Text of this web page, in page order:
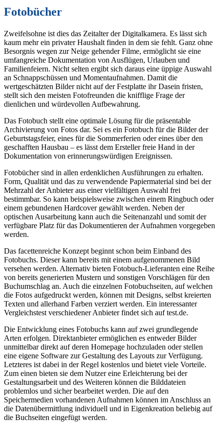
Fotobücher
Zweifelsohne ist dies das Zeitalter der Digitalkamera. Es lässt sich
kaum mehr ein privater Haushalt finden in dem sie fehlt. Ganz ohne
Besorgnis wegen zur Neige gehender Filme, ermöglicht sie eine
umfangreiche Dokumentation von Ausflügen, Urlauben und
Familienfeiern. Nicht selten ergibt sich daraus eine üppige Auswahl
an Schnappschüssen und Momentaufnahmen. Damit die
wertgeschätzten Bilder nicht auf der Festplatte ihr Dasein fristen,
stellt sich den meisten Fotofreunden die knifflige Frage der
dienlichen und würdevollen Aufbewahrung.
Das Fotobuch stellt eine optimale Lösung für die präsentable
Archivierung von Fotos dar. Sei es ein Fotobuch für die Bilder der
Geburtstagsfeier, eines für die Sommerferien oder eines über den
geschafften Hausbau – es lässt dem Ersteller freie Hand in der
Dokumentation von erinnerungswürdigen Ereignissen.
Fotobücher sind in allen erdenklichen Ausführungen zu erhalten.
Form, Qualität und das zu verwendende Papiermaterial sind bei der
Mehrzahl der Anbieter aus einer vielfältigen Auswahl frei
bestimmbar. So kann beispielsweise zwischen einem Ringbuch oder
einem gebundenen Hardcover gewählt werden. Neben der
optischen Ausarbeitung kann auch die Seitenanzahl und somit der
verfügbare Platz für das Dokumentieren der Aufnahmen vorgegeben
werden.
Das facettenreiche Konzept beginnt schon beim Einband des
Fotobuchs. Dieser kann bereits mit einem aufgenommenen Bild
versehen werden. Alternativ bieten Fotobuch-Lieferanten eine Reihe
von bereits generierten Mustern und sonstigen Vorschlägen für den
Buchumschlag an. Auch die einzelnen Fotobuchseiten, auf welchen
die Fotos aufgedruckt werden, können mit Designs, selbst kreierten
Texten und allerhand Farben verziert werden. Ein interessanter
Vergleichstest verschiedener Anbieter findet sich auf test.de.
Die Entwicklung eines Fotobuchs kann auf zwei grundlegende
Arten erfolgen. Direktanbieter ermöglichen es entweder Bilder
unmittelbar direkt auf deren Homepage hochzuladen oder stellen
eine eigene Software zur Gestaltung des Layouts zur Verfügung.
Letzteres ist dabei in der Regel kostenlos und bietet viele Vorteile.
Zum einen bieten sie dem Nutzer eine Erleichterung bei der
Gestaltungsarbeit und des Weiteren können die Bilddateien
problemlos und sicher bearbeitet werden. Die auf den
Speichermedien vorhandenen Aufnahmen können im Anschluss an
die Datenübermittlung individuell und in Eigenkreation beliebig auf
die Buchseiten eingefügt werden.